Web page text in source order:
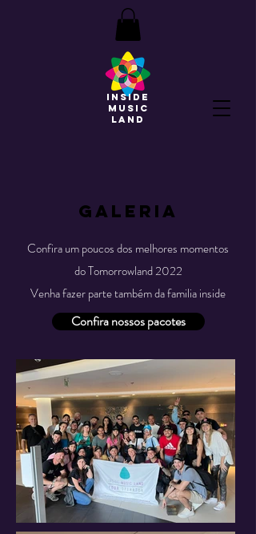
INSIDE
MUSIC
LAND
GALERIA
Confira um poucos dos melhores momentos
do Tomorrowland 2022
Venha fazer parte também da familia inside
Confira nossos pacotes